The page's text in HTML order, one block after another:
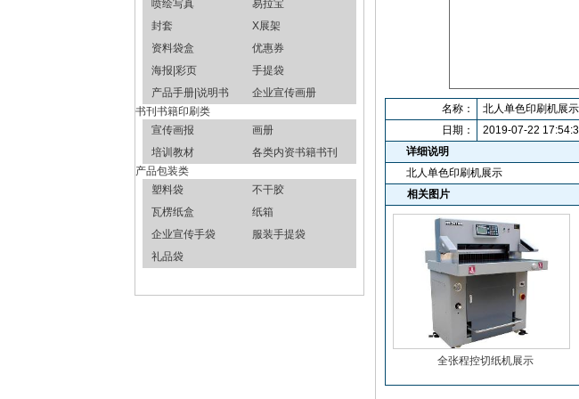
喷绘写真
易拉宝
封套
X展架
资料袋盒
优惠券
海报|彩页
手提袋
产品手册|说明书
企业宣传画册
书刊书籍印刷类
宣传画报
画册
培训教材
各类内资书籍书刊
产品包装类
塑料袋
不干胶
瓦楞纸盒
纸箱
企业宣传手袋
服装手提袋
礼品袋
名称： 北人单色印刷机展示
日期：
2019-07-22
详细说明
北人单色印刷机展示
相关图片
全张程控切纸机展示